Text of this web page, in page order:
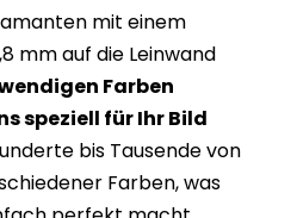
mit einem
mm auf die Leinwand
Farben
speziell für Ihr Bild
bis Tausende von
Farben, was